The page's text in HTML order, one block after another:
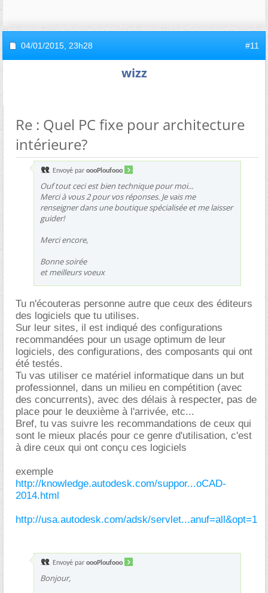
04/01/2015, 23h28 #11
wizz
Re : Quel PC fixe pour architecture
intérieure?
Envoyé par oooPloufooo
Ouf tout ceci est bien technique pour moi...
Merci à vous 2 pour vos réponses. Je vais me
renseigner dans une boutique spécialisée et me laisser
guider!
Merci encore,
Bonne soirée
et meilleurs voeux
Tu n'écouteras personne autre que ceux des éditeurs
des logiciels que tu utilises.
Sur leur sites, il est indiqué des configurations
recommandées pour un usage optimum de leur
logiciels, des configurations, des composants qui ont
été testés.
Tu vas utiliser ce matériel informatique dans un but
professionnel, dans un milieu en compétition (avec
des concurrents), avec des délais à respecter, pas de
place pour le deuxième à l'arrivée, etc...
Bref, tu vas suivre les recommandations de ceux qui
sont le mieux placés pour ce genre d'utilisation, c'est
à dire ceux qui ont conçu ces logiciels
exemple
http://knowledge.autodesk.com/suppor...oCAD-
2014.html
http://usa.autodesk.com/adsk/servlet...anuf=all&opt=1
Envoyé par oooPloufooo
Bonjour,